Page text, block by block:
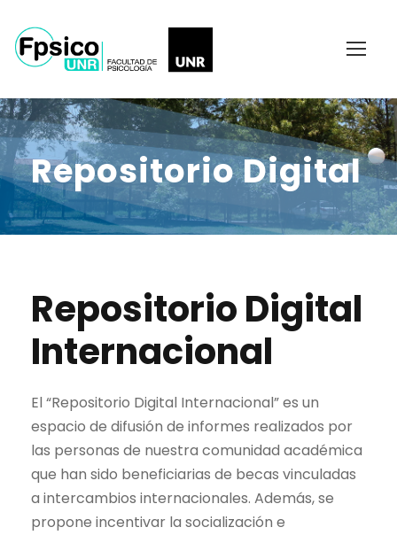
Repositorio Digital
Repositorio Digital
Internacional
El “Repositorio Digital Internacional” es un
espacio de difusión de informes realizados por
las personas de nuestra comunidad académica
que han sido beneficiarias de becas vinculadas
a intercambios internacionales. Además, se
propone incentivar la socialización e